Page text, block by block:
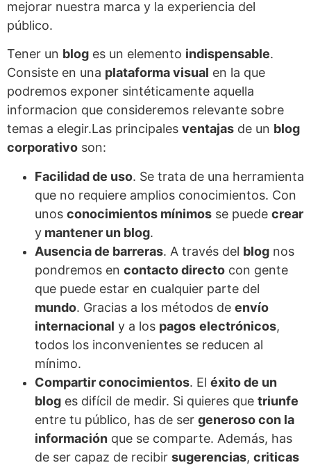
mejorar nuestra marca y la experiencia del
público.
Tener un blog es un elemento indispensable.
Consiste en una plataforma visual en la que
podremos exponer sintéticamente aquella
informacion que consideremos relevante sobre
temas a elegir.Las principales ventajas de un blog
corporativo son:
Facilidad de uso. Se trata de una herramienta
que no requiere amplios conocimientos. Con
unos conocimientos mínimos se puede crear
y mantener un blog.
Ausencia de barreras. A través del blog nos
pondremos en contacto directo con gente
que puede estar en cualquier parte del
mundo. Gracias a los métodos de envío
internacional y a los pagos electrónicos,
todos los inconvenientes se reducen al
mínimo.
Compartir conocimientos. El éxito de un
blog es difícil de medir. Si quieres que triunfe
entre tu público, has de ser generoso con la
información que se comparte. Además, has
de ser capaz de recibir sugerencias, criticas